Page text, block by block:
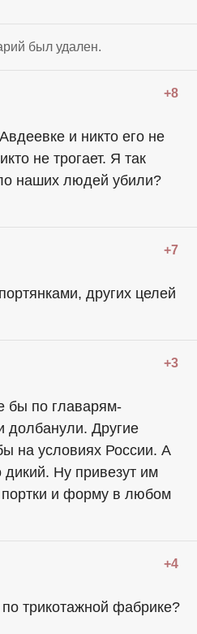
был удален.
+8
и никто его не
не трогает. Я так
наших людей убили?
+7
других целей
+3
бы по главарям-
долбанули. Другие
на условиях России. А
дикий. Ну привезут им
портки и форму в любом
+4
трикотажной фабрике?